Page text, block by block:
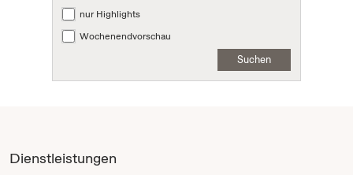
nur Highlights
Wochenendvorschau
Suchen
Dienstleistungen